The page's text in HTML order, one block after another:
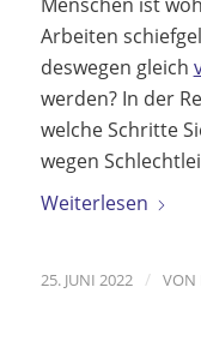
Menschen ist
Arbeiten
deswegen gleich
werden? In der
welche Schritte
wegen
Weiterlesen
25. JUNI 2022 / VON